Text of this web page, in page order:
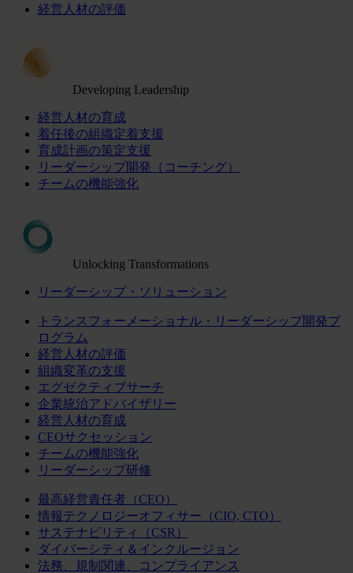
経営人材の評価
Developing Leadership
経営人材の育成
着任後の組織定着支援
育成計画の策定支援
リーダーシップ開発（コーチング）
チームの機能強化
Unlocking Transformations
リーダーシップ・ソリューション
トランスフォーメーショナル・リーダーシップ開発プ
ログラム
経営人材の評価
組織変革の支援
エグゼクティブサーチ
企業統治アドバイザリー
経営人材の育成
CEOサクセッション
チームの機能強化
リーダーシップ研修
最高経営責任者（CEO）
情報テクノロジーオフィサー（CIO, CTO）
サステナビリティ（CSR）
ダイバーシティ＆インクルージョン
法務、規制関連、コンプライアンス